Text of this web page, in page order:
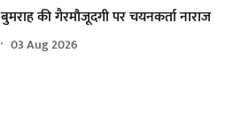
बुमराह की गैरमौजूदगी पर चयनकर्ता नाराज
03 Aug 2026